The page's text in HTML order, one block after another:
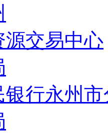
源交易中心
银行永州